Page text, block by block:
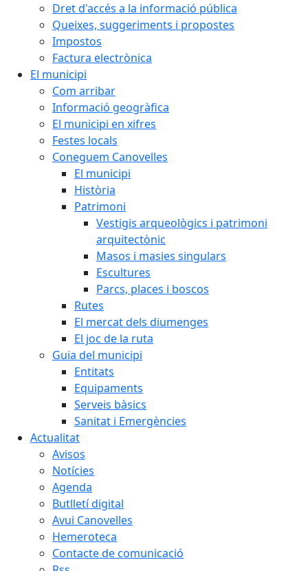
Dret d'accés a la informació pública
Queixes, suggeriments i propostes
Impostos
Factura electrònica
El municipi
Com arribar
Informació geogràfica
El municipi en xifres
Festes locals
Coneguem Canovelles
El municipi
Història
Patrimoni
Vestigis arqueològics i patrimoni
arquitectònic
Masos i masies singulars
Escultures
Parcs, places i boscos
Rutes
El mercat dels diumenges
El joc de la ruta
Guia del municipi
Entitats
Equipaments
Serveis bàsics
Sanitat i Emergències
Actualitat
Avisos
Notícies
Agenda
Butlletí digital
Avui Canovelles
Hemeroteca
Contacte de comunicació